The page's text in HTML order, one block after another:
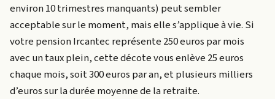
environ 10 trimestres manquants) peut sembler
acceptable sur le moment, mais elle s’applique à vie. Si
votre pension Ircantec représente 250 euros par mois
avec un taux plein, cette décote vous enlève 25 euros
chaque mois, soit 300 euros par an, et plusieurs milliers
d’euros sur la durée moyenne de la retraite.